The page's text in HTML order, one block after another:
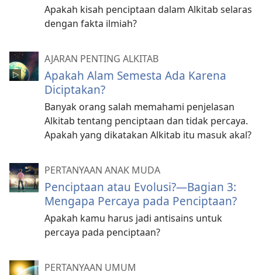
Apakah kisah penciptaan dalam Alkitab selaras
dengan fakta ilmiah?
AJARAN PENTING ALKITAB
Apakah Alam Semesta Ada Karena
Diciptakan?
Banyak orang salah memahami penjelasan
Alkitab tentang penciptaan dan tidak percaya.
Apakah yang dikatakan Alkitab itu masuk akal?
PERTANYAAN ANAK MUDA
Penciptaan atau Evolusi?—Bagian 3:
Mengapa Percaya pada Penciptaan?
Apakah kamu harus jadi antisains untuk
percaya pada penciptaan?
PERTANYAAN UMUM